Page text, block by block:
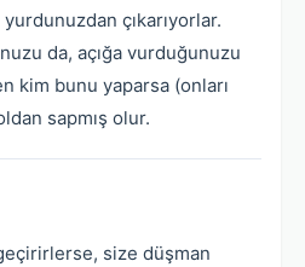
çıkarıyorlar.
da, açığa vurduğunuzu
kim bunu yaparsa (onları
sapmış olur.
size düşman